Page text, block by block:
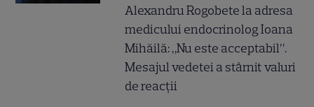
Alexandru Rogobete la adresa
medicului endocrinolog Ioana
Mihăilă: „Nu este acceptabil”.
Mesajul vedetei a stârnit valuri
de reacții